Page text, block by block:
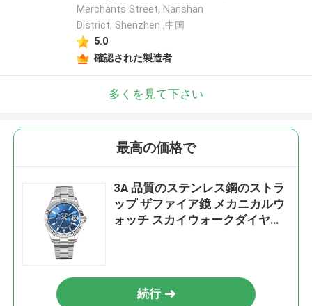
Merchants Street, Nanshan
District, Shenzhen ,中国
5.0
確認された製造者
多くを見て下さい
最高の価格で
3A 品質のステンレス鋼のストラ
ップ ザファイア鏡 メカニカルウ
ォッチ スカイウォークダイヤル
続行